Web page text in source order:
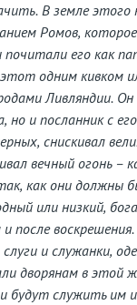
В земле этого
Ромов,
его как
одним кивком
Ливляндии.
но и посланник с
снискивал
вечный огонь –
как они должны
или низкий,
после
и служанки,
дворянам в этой
будут служить им